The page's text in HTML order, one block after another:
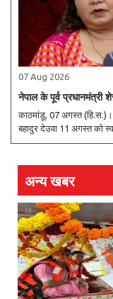
07 Aug 2026
नेपाल के पूर्व प्रधानमंत्री
काठमांडू, 07 अगस्त (हि.स.)।
बहादुर देउवा 11 अगस्त को
तरफ से मीडिया संस्थानों
अन्य खबर